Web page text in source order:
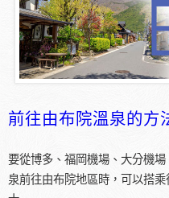
前往由布院溫泉的方
要從博多、福岡機場、大分機
泉前往由布院地區時，可以搭